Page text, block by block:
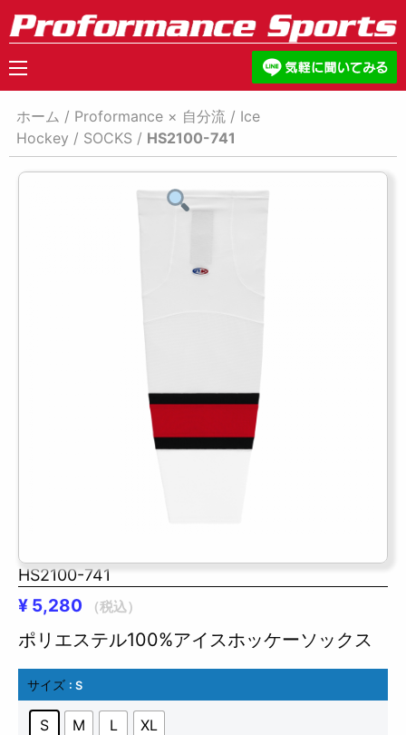
ホーム / Proformance × 自分流 / Ice
Hockey / SOCKS / HS2100-741
HS2100-741
¥ 5,280 （税込）
ポリエステル100%アイスホッケーソックス
サイズ : S
S M L XL